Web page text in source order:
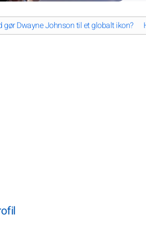
gør Dwayne Johnson til et globalt ikon?